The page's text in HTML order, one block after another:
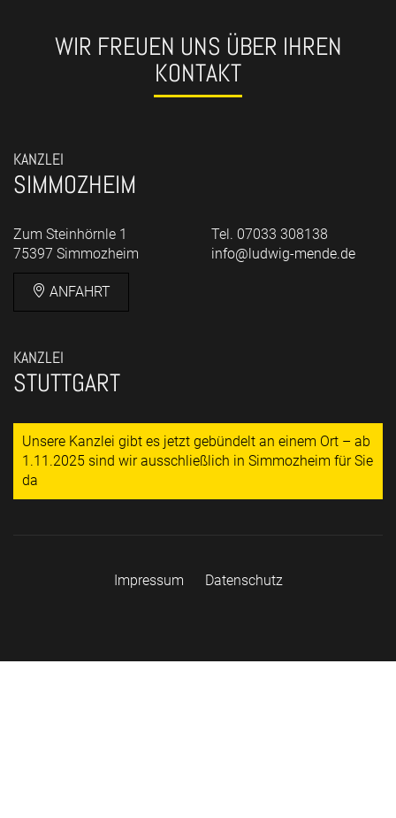
WIR FREUEN UNS ÜBER IHREN
KONTAKT
KANZLEI
SIMMOZHEIM
Zum Steinhörnle 1
75397 Simmozheim
ANFAHRT
Tel. 07033 308138
info@ludwig-mende.de
KANZLEI
STUTTGART
Unsere Kanzlei gibt es jetzt gebündelt an einem Ort – ab
1.11.2025 sind wir ausschließlich in Simmozheim für Sie
da
Impressum Datenschutz